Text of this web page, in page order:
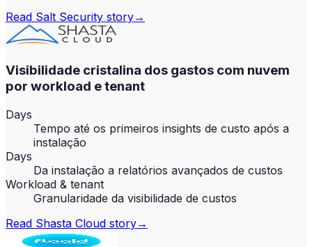
Read Salt Security story→
Visibilidade cristalina dos gastos com nuvem
por workload e tenant
Days
Tempo até os primeiros insights de custo após a
instalação
Days
Da instalação a relatórios avançados de custos
Workload & tenant
Granularidade da visibilidade de custos
Read Shasta Cloud story→